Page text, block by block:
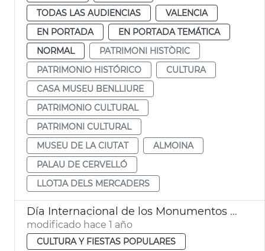
TODAS LAS AUDIENCIAS
VALENCIA
EN PORTADA
EN PORTADA TEMÁTICA
NORMAL
PATRIMONI HISTÒRIC
PATRIMONIO HISTÓRICO
CULTURA
CASA MUSEU BENLLIURE
PATRIMONIO CULTURAL
PATRIMONI CULTURAL
MUSEU DE LA CIUTAT
ALMOINA
PALAU DE CERVELLÓ
LLOTJA DELS MERCADERS
Día Internacional de los Monumentos y Sitios
modificado hace 1 año
CULTURA Y FIESTAS POPULARES